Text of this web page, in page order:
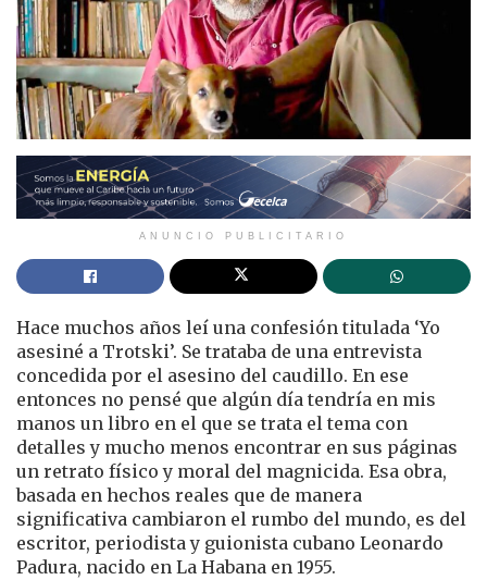
ANUNCIO PUBLICITARIO
Hace muchos años leí una confesión titulada ‘Yo
asesiné a Trotski’. Se trataba de una entrevista
concedida por el asesino del caudillo. En ese
entonces no pensé que algún día tendría en mis
manos un libro en el que se trata el tema con
detalles y mucho menos encontrar en sus páginas
un retrato físico y moral del magnicida. Esa obra,
basada en hechos reales que de manera
significativa cambiaron el rumbo del mundo, es del
escritor, periodista y guionista cubano Leonardo
Padura, nacido en La Habana en 1955.